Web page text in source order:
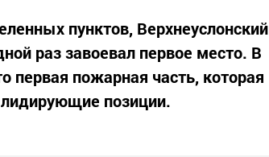
пунктов, Верхнеуслонский
раз завоевал первое место. В
первая пожарная часть, которая
позиции.